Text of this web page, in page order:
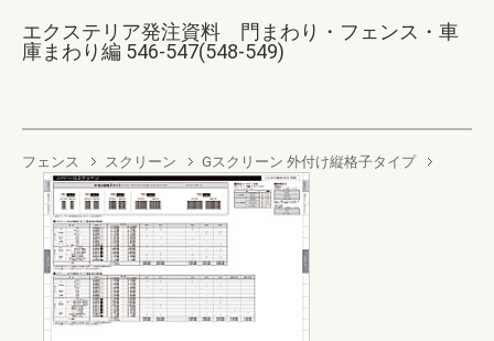
エクステリア発注資料 門まわり・フェンス・車
庫まわり編 546-547(548-549)
フェンス スクリーン Gスクリーン 外付け縦格子タイプ